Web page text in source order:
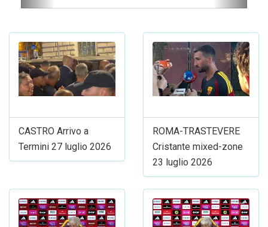
CASTRO Arrivo a
Termini 27 luglio 2026
ROMA-TRASTEVERE
Cristante mixed-zone
23 luglio 2026